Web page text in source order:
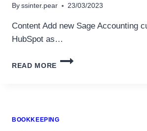
By ssinter.pear 23/03/2023
Content Add new Sage Accounting
HubSpot as…
READ MORE
FREE
BOOKKEEPING